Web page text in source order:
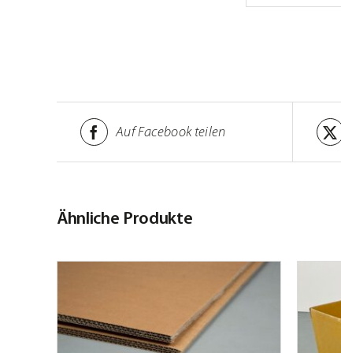
Auf Facebook teilen
Ähnliche Produkte